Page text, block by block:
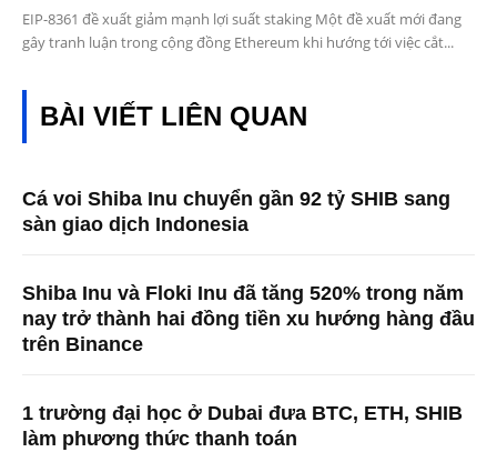
EIP-8361 đề xuất giảm mạnh lợi suất staking Một đề xuất mới đang
gây tranh luận trong cộng đồng Ethereum khi hướng tới việc cắt...
BÀI VIẾT LIÊN QUAN
Cá voi Shiba Inu chuyển gần 92 tỷ SHIB sang
sàn giao dịch Indonesia
Shiba Inu và Floki Inu đã tăng 520% ​​trong năm
nay trở thành hai đồng tiền xu hướng hàng đầu
trên Binance
1 trường đại học ở Dubai đưa BTC, ETH, SHIB
làm phương thức thanh toán